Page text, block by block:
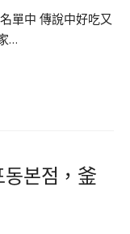
單中 傳說中好吃又
…
동본점，釜